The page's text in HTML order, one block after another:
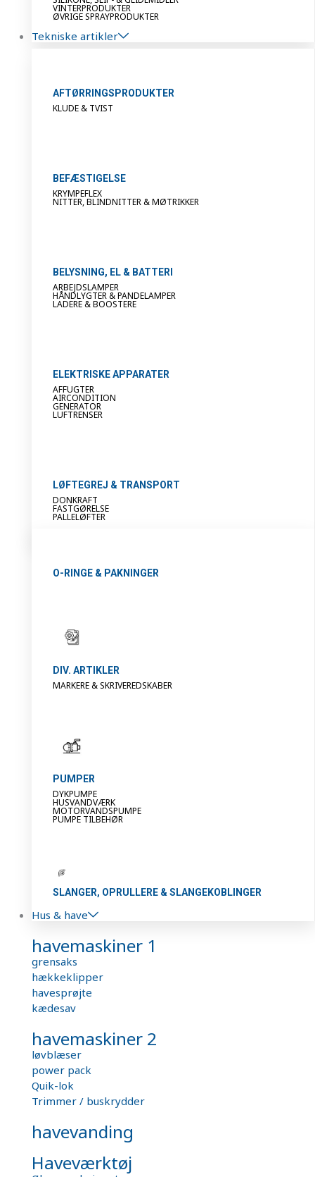
VINTERPRODUKTER
ØVRIGE SPRAYPRODUKTER
Tekniske artikler
AFTØRRINGSPRODUKTER
KLUDE & TVIST
BEFÆSTIGELSE
KRYMPEFLEX
NITTER, BLINDNITTER & MØTRIKKER
BELYSNING, EL & BATTERI
ARBEJDSLAMPER
HÅNDLYGTER & PANDELAMPER
LADERE & BOOSTERE
ELEKTRISKE APPARATER
AFFUGTER
AIRCONDITION
GENERATOR
LUFTRENSER
LØFTEGREJ & TRANSPORT
DONKRAFT
FASTGØRELSE
PALLELØFTER
O-RINGE & PAKNINGER
DIV. ARTIKLER
MARKERE & SKRIVEREDSKABER
PUMPER
DYKPUMPE
HUSVANDVÆRK
MOTORVANDSPUMPE
PUMPE TILBEHØR
SLANGER, OPRULLERE & SLANGEKOBLINGER
Hus & have
havemaskiner 1
grensaks
hækkeklipper
havesprøjte
kædesav
havemaskiner 2
løvblæser
power pack
Quik-lok
Trimmer / buskrydder
havevanding
Haveværktøj